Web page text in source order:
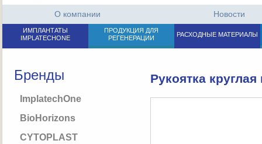
О компании Новости
ИМПЛАНТАТЫ
IMPLATECHONE
ПРОДУКЦИЯ ДЛЯ
РЕГЕНЕРАЦИИ
РАСХОДНЫЕ МАТЕРИАЛЫ
Бренды
ImplatechOne
BioHorizons
CYTOPLAST
Рукоятка круглая